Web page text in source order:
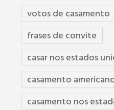
votos de casamento
frases de convite
casar nos estados
casamento
casamento nos